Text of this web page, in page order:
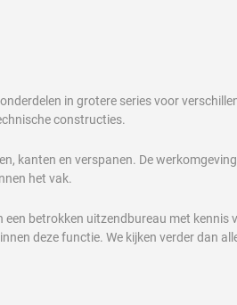
in grotere series voor
constructies.
kanten en verspanen. De
het vak.
betrokken uitzendbureau met kennis
deze functie. We kijken verder dan